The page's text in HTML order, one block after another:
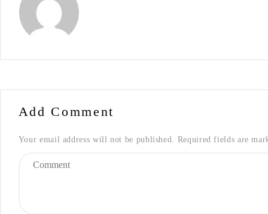
Add Comment
Your email address will not be published. Required fields are